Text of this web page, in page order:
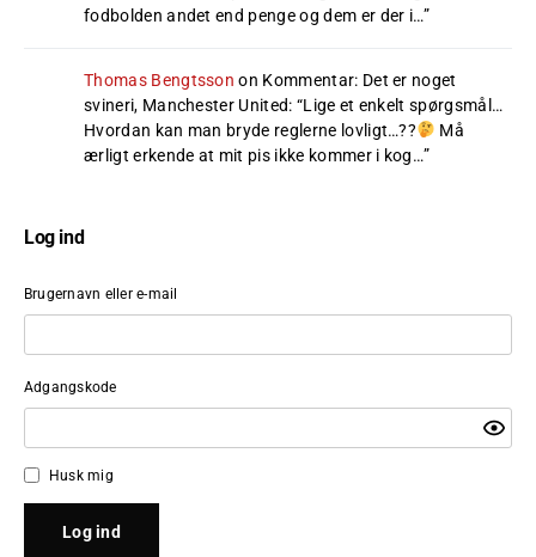
fodbolden andet end penge og dem er der i…”
Thomas Bengtsson on Kommentar: Det er noget
svineri, Manchester United: “Lige et enkelt spørgsmål…
Hvordan kan man bryde reglerne lovligt…??
Må
ærligt erkende at mit pis ikke kommer i kog…”
Log ind
Brugernavn eller e-mail
Adgangskode
Husk mig